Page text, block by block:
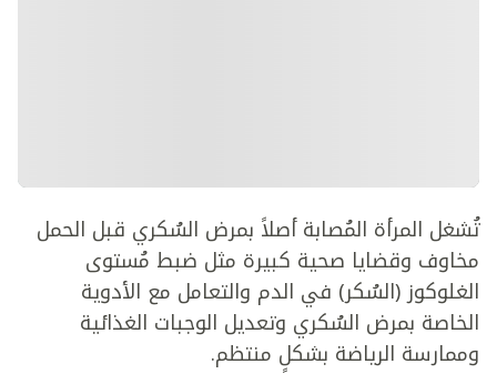
تُشغل المرأة المُصابة أصلاً بمرض السُكري قبل الحمل
مخاوف وقضايا صحية كبيرة مثل ضبط مُستوى
الغلوكوز (السُكر) في الدم والتعامل مع الأدوية
الخاصة بمرض السُكري وتعديل الوجبات الغذائية
وممارسة الرياضة بشكلٍ منتظم.